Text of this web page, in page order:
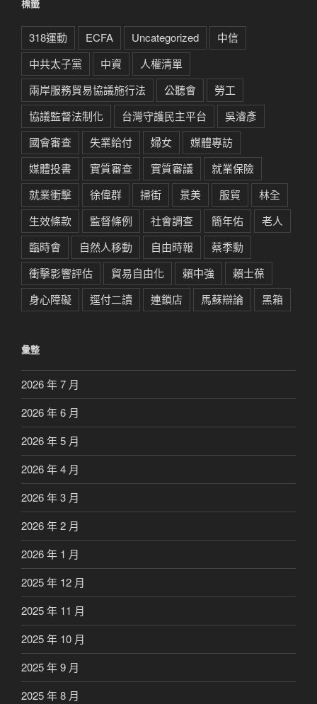
標籤
318運動 ECFA Uncategorized
中信
中共太子黨
中資
人權清單
兩岸服務貿易協議施行法
公聽會
勞工
協議監督法制化
台灣守護民主平台
吳濬彥
國會審查
失業給付 婦女
媒體專訪
媒體投書
實質審查 實質審議
就業保險
就業衝擊
徐偉群 掃街 景美 服貿
林全
生效條款
監督條例 社會調查 簡年佑
老人
臨時會
自然人移動 自由時報
蔡季勳
衝擊影響評估
貿易自由化 賴中強
賴士葆
身心障礙
逕付二讀 連鎖店 馬蘇辯論 黑箱
彙整
2026 年 7 月
2026 年 6 月
2026 年 5 月
2026 年 4 月
2026 年 3 月
2026 年 2 月
2026 年 1 月
2025 年 12 月
2025 年 11 月
2025 年 10 月
2025 年 9 月
2025 年 8 月